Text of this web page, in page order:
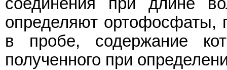
соединения при длине
определяют ортофосфаты,
в пробе, содержание
полученного при